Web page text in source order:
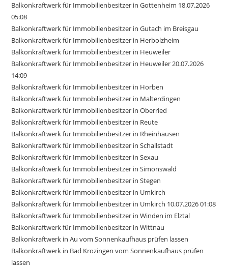
Balkonkraftwerk für Immobilienbesitzer in Gottenheim 18.07.2026
05:08
Balkonkraftwerk für Immobilienbesitzer in Gutach im Breisgau
Balkonkraftwerk für Immobilienbesitzer in Herbolzheim
Balkonkraftwerk für Immobilienbesitzer in Heuweiler
Balkonkraftwerk für Immobilienbesitzer in Heuweiler 20.07.2026
14:09
Balkonkraftwerk für Immobilienbesitzer in Horben
Balkonkraftwerk für Immobilienbesitzer in Malterdingen
Balkonkraftwerk für Immobilienbesitzer in Oberried
Balkonkraftwerk für Immobilienbesitzer in Reute
Balkonkraftwerk für Immobilienbesitzer in Rheinhausen
Balkonkraftwerk für Immobilienbesitzer in Schallstadt
Balkonkraftwerk für Immobilienbesitzer in Sexau
Balkonkraftwerk für Immobilienbesitzer in Simonswald
Balkonkraftwerk für Immobilienbesitzer in Stegen
Balkonkraftwerk für Immobilienbesitzer in Umkirch
Balkonkraftwerk für Immobilienbesitzer in Umkirch 10.07.2026 01:08
Balkonkraftwerk für Immobilienbesitzer in Winden im Elztal
Balkonkraftwerk für Immobilienbesitzer in Wittnau
Balkonkraftwerk in Au vom Sonnenkaufhaus prüfen lassen
Balkonkraftwerk in Bad Krozingen vom Sonnenkaufhaus prüfen
lassen